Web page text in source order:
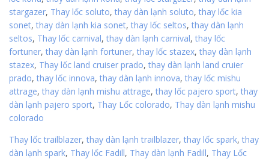
stargazer, Thay lốc soluto, thay dàn lạnh soluto, thay lốc kia
sonet, thay dàn lạnh kia sonet, thay lốc seltos, thay dàn lạnh
seltos, Thay lốc carnival, thay dàn lạnh carnival, thay lốc
fortuner, thay dàn lạnh fortuner, thay lốc stazex, thay dàn lạnh
stazex, Thay lốc land cruiser prado, thay dàn lạnh land cruier
prado, thay lốc innova, thay dàn lạnh innova, thay lốc mishu
attrage, thay dàn lạnh mishu attrage, thay lốc pajero sport, thay
dàn lạnh pajero sport, Thay Lốc colorado, Thay dàn lạnh mishu
colorado
Thay lốc trailblazer, thay dàn lạnh trailblazer, thay lốc spark, thay
dàn lạnh spark, Thay lốc Fadill, Thay dàn lạnh Fadill, Thay Lốc